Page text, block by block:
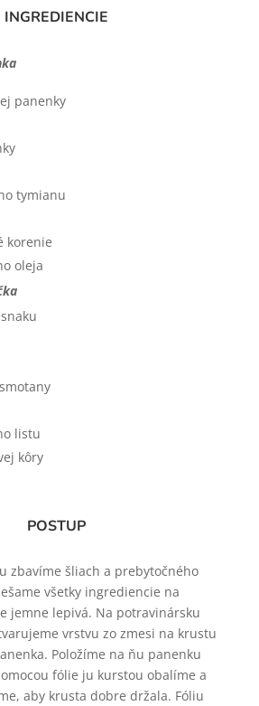
INGREDIENCIE
panenky
tymianu
korenie
oleja
listu
kôry
POSTUP
zbavíme šliach a prebytočného
všetky ingrediencie na
jemne lepivá. Na potravinársku
vrstvu zo zmesi na krustu
Položíme na ňu panenku
fólie ju kurstou obalíme a
aby krusta dobre držala. Fóliu